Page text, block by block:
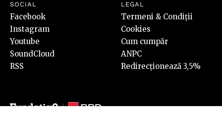
SOCIAL
Facebook
Instagram
Youtube
SoundCloud
RSS
LEGAL
Termeni & Condiții
Cookies
Cum cumpăr
ANPC
Redirecționează 3,5%